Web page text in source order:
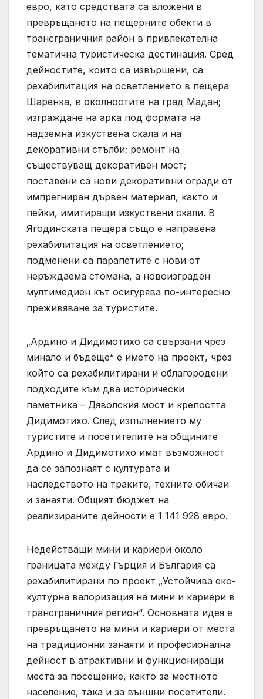
евро, като средствата са вложени в
превръщането на пещерните обекти в
трансграничния район в привлекателна
тематична туристическа дестинация. Сред
дейностите, които са извършени, са
рехабилитация на осветлението в пещера
Шаренка, в околностите на град Мадан;
изграждане на арка под формата на
надземна изкуствена скала и на
декоративни стълби; ремонт на
съществуващ декоративен мост;
поставени са нови декоративни огради от
импрегниран дървен материал, както и
пейки, имитиращи изкуствени скали. В
Ягодинската пещера също е направена
рехабилитация на осветлението;
подменени са парапетите с нови от
неръждаема стомана, а новоизграден
мултимедиен кът осигурява по-интересно
преживяване за туристите.
„Ардино и Дидимотихо са свързани чрез
минало и бъдеще“ е името на проект, чрез
който са рехабилитирани и облагородени
подходите към два исторически
паметника – Дяволския мост и крепостта
Дидимотихо. След изпълнението му
туристите и посетителите на общините
Ардино и Дидимотихо имат възможност
да се запознаят с културата и
наследството на траките, техните обичаи
и занаяти. Общият бюджет на
реализираните дейности е 1 141 928 евро.
Недействащи мини и кариери около
границата между Гърция и България са
рехабилитирани по проект „Устойчива еко-
културна валоризация на мини и кариери в
трансграничния регион“. Основната идея е
превръщането на мини и кариери от места
на традиционни занаяти и професионална
дейност в атрактивни и функциониращи
места за посещение, както за местното
население, така и за външни посетители.